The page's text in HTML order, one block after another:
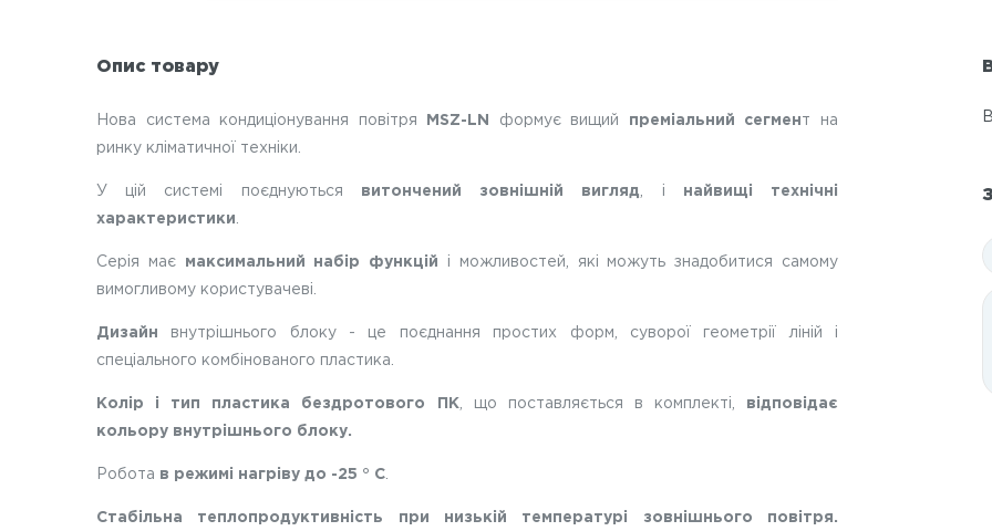
Опис товару
Нова система кондиціонування повітря MSZ-LN формує вищий преміальний сегмент на
ринку кліматичної техніки.
У цій системі поєднуються витончений зовнішній вигляд , і найвищі технічні
характеристики
Серія має максимальний набір функцій і можливостей, які можуть знадобитися самому
вимогливому користувачеві.
Дизайн внутрішнього блоку - це поєднання простих форм, суворої геометрії ліній і
спеціального комбінованого пластика.
Колір і тип пластика бездротового ПК , що поставляється в комплекті, відповідає
кольору внутрішнього блоку.
Робота в режимі нагріву до -25 ° С
Стабільна теплопродуктивність при низькій температурі зовнішнього повітря.